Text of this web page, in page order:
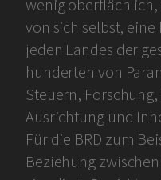
wenig
von sich selbst,
jeden Landes der
hunderten von
Steuern,
Ausrichtung und
Für die BRD zum
Beziehung